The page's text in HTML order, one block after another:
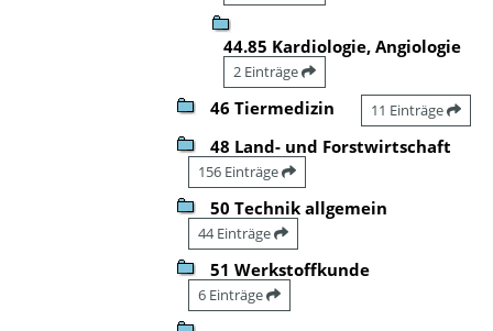
44.85 Kardiologie, Angiologie
2 Einträge
46 Tiermedizin 11 Einträge
48 Land- und Forstwirtschaft
156 Einträge
50 Technik allgemein
44 Einträge
51 Werkstoffkunde
6 Einträge